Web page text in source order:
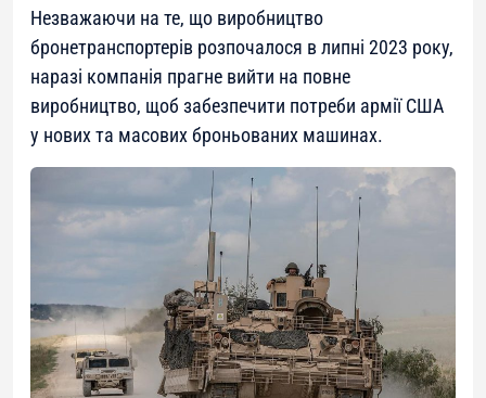
Незважаючи на те, що виробництво
бронетранспортерів розпочалося в липні 2023 року,
наразі компанія прагне вийти на повне
виробництво, щоб забезпечити потреби армії США
у нових та масових броньованих машинах.